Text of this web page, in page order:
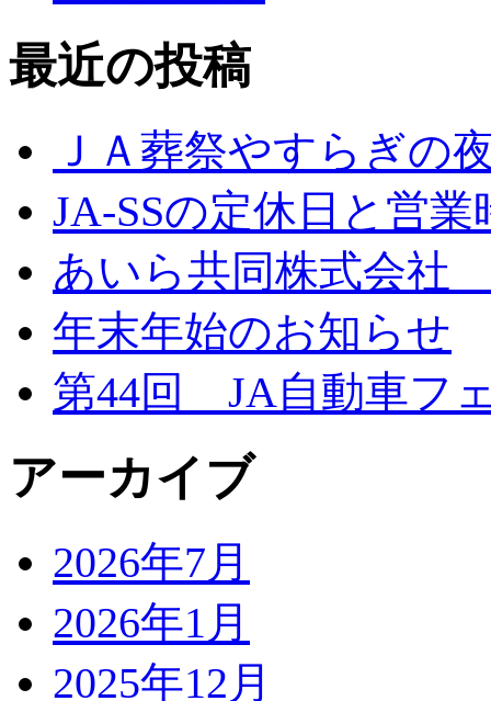
最近の投稿
ＪＡ葬祭やすらぎの
JA-SSの定休日と営
あいら共同株式会社
年末年始のお知らせ
第44回 JA自動車フ
アーカイブ
2026年7月
2026年1月
2025年12月